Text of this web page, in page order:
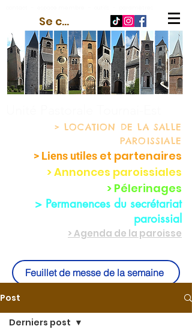
Se connecter
> LOCATION DE LA SALLE
PAROISSIALE
> Liens utiles et partenaires
> Annonces paroissiales
> Pélerinages
> Permanences du secrétariat
paroissial
> Agenda de la paroisse
Feuillet de messe de la semaine
Post
Derniers post